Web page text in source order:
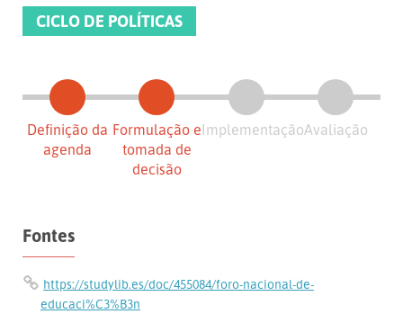
CICLO DE POLÍTICAS
Definição da
agenda
Formulação e
tomada de
decisão
ImplementaçãoAvaliação
Fontes
https://studylib.es/doc/455084/foro-nacional-de-
educaci%C3%B3n